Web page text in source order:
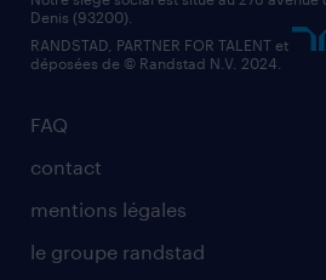
FAQ
contact
mentions légales
le groupe randstad
Denis (93200).
RANDSTAD, PARTNER FOR TALENT et
déposées de © Randstad N.V. 2024.